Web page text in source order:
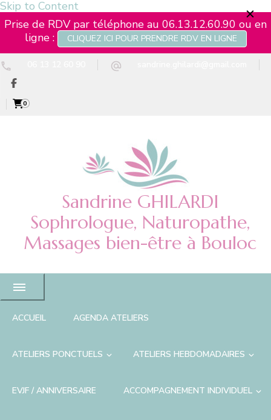
Skip to Content
Prise de RDV par téléphone au 06.13.12.60.90 ou en
ligne :
CLIQUEZ ICI POUR PRENDRE RDV EN LIGNE
0
Sandrine GHILARDI
Sophrologue, Naturopathe,
Massages bien-être à Bouloc
ACCUEIL AGENDA ATELIERS
ATELIERS PONCTUELS ATELIERS HEBDOMADAIRES
EVJF / ANNIVERSAIRE ACCOMPAGNEMENT INDIVIDUEL